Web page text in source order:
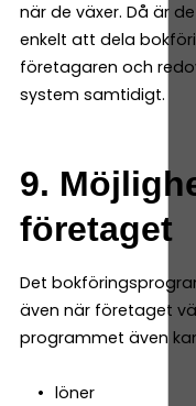
när de växer. Då är
enkelt att dela
företagaren och
system samtidigt.
9.
företaget
Det
även när företaget
programmet även
löner